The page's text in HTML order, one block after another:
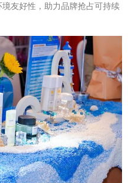
友好性，助力品牌抢占可持续